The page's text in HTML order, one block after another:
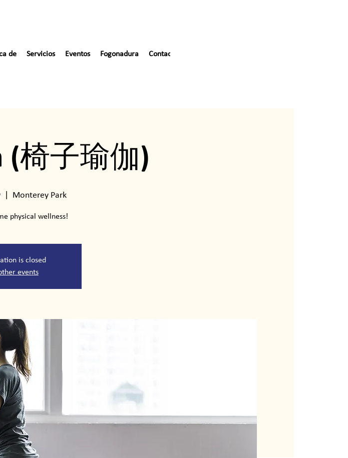
de Servicios Eventos Fogonadura Contacto
(椅子瑜伽)
Monterey Park
physical wellness!
is closed
events